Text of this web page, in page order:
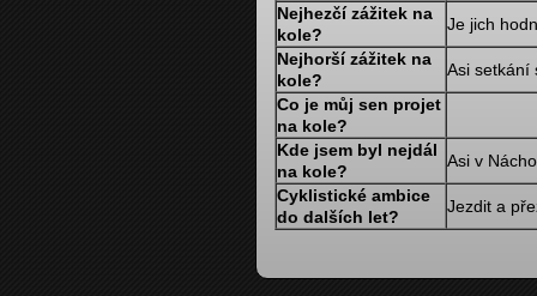
Nejhezčí zážitek na
kole?
Je jich
Nejhorší zážitek na
kole?
Asi setkání
Co je můj sen projet
na kole?
Kde jsem byl nejdál
na kole?
Asi v
Cyklistické ambice
do dalších let?
Jezdit a